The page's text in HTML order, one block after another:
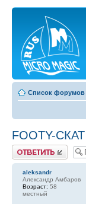
Список форумов
FOOTY-СКАТ
Ответить
aleksandr
Александр Амбаров
Возраст: 58
местный